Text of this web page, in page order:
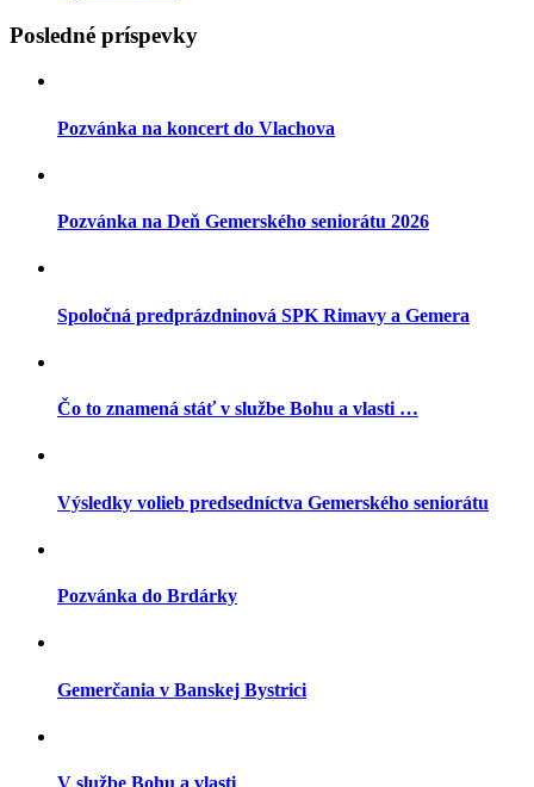
Posledné príspevky
Pozvánka na koncert do Vlachova
Pozvánka na Deň Gemerského seniorátu 2026
Spoločná predprázdninová SPK Rimavy a Gemera
Čo to znamená stáť v službe Bohu a vlasti …
Výsledky volieb predsedníctva Gemerského seniorátu
Pozvánka do Brdárky
Gemerčania v Banskej Bystrici